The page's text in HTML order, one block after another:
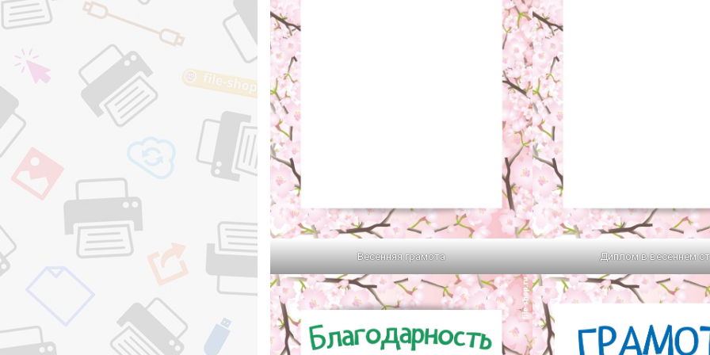
Весенняя грамота Диплом в весеннем